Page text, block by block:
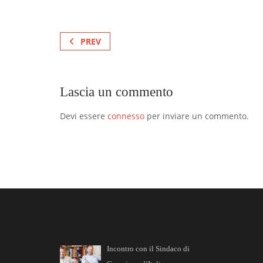
PREV
Lascia un commento
Devi essere connesso per inviare un commento.
Incontro con il Sindaco di